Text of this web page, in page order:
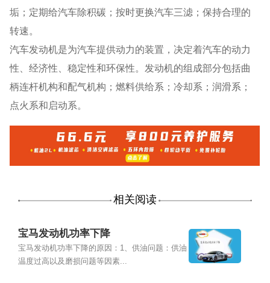
垢；定期给汽车除积碳；按时更换汽车三滤；保持合理的
转速。
汽车发动机是为汽车提供动力的装置，决定着汽车的动力
性、经济性、稳定性和环保性。发动机的组成部分包括曲
柄连杆机构和配气机构；燃料供给系；冷却系；润滑系；
点火系和启动系。
相关阅读
宝马发动机功率下降
宝马发动机功率下降的原因：1、供油问题：供油
温度过高以及磨损问题等因素...